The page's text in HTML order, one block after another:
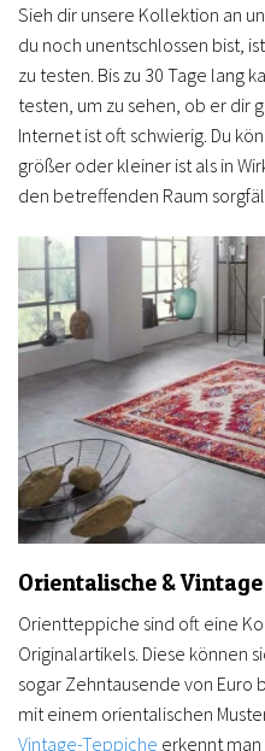
Sieh dir unsere Kollektion an
du noch unentschlossen bist,
zu testen. Bis zu 30 Tage lang
testen, um zu sehen, ob er dir
Internet ist oft schwierig. Du
größer oder kleiner ist als in
den betreffenden Raum
Orientalische &
Orientteppiche sind oft eine
Originalartikels. Diese können
sogar Zehntausende von Euro
mit einem orientalischen
Vintage-Teppiche erkennt